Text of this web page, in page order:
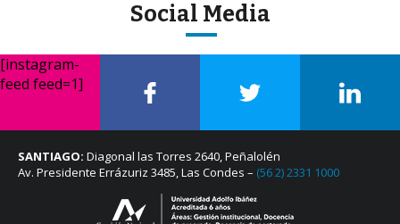
Social Media
[instagram-
feed feed=1]
SANTIAGO: Diagonal las Torres 2640, Peñalolén
Av. Presidente Errázuriz 3485, Las Condes – (56 2) 2331 1000